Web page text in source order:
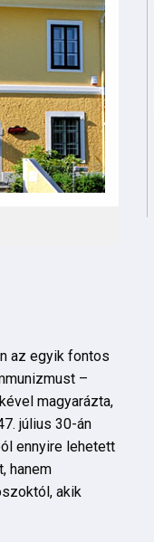
az egyik fontos
–
magyarázta,
július 30-án
ennyire lehetett
hanem
akik